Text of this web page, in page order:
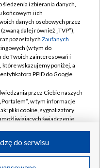
TVP
S.A. w likwidacji
i zbierania danych,
końcowym i ich
danych osobowych przez
dalej również „TVP”),
pozostałych Zaufanych
(w tym do
Twoich zainteresowań i
które wskazujemy poniżej, a
PPID do Google.
przez Ciebie naszych
w tym informacje
pliki cookie, sygnalizatory
świadczenie
przez Ciebie
do serwisu